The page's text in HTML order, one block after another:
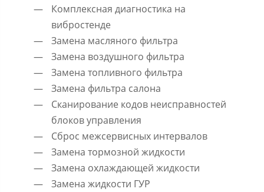
Комплексная диагностика на
вибростенде
Замена масляного фильтра
Замена воздушного фильтра
Замена топливного фильтра
Замена фильтра салона
Сканирование кодов неисправностей
блоков управления
Сброс межсервисных интервалов
Замена тормозной жидкости
Замена охлаждающей жидкости
Замена жидкости ГУР